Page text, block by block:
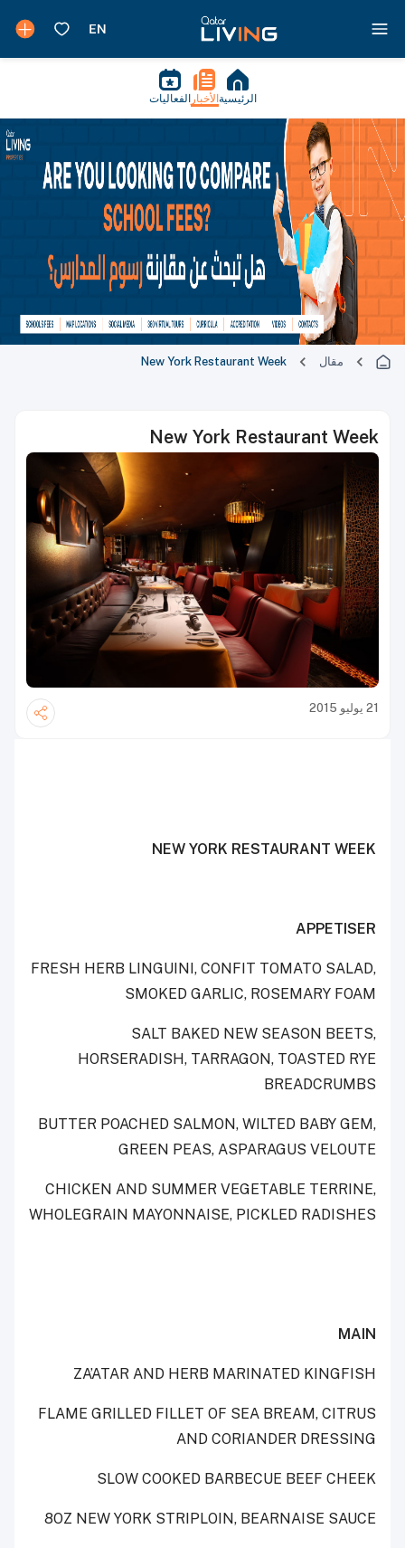
الرئيسية الأخبار الفعاليات
مقال New York Restaurant Week
New York Restaurant Week
21 يوليو 2015
NEW YORK RESTAURANT WEEK
APPETISER
FRESH HERB LINGUINI, CONFIT TOMATO SALAD,
SMOKED GARLIC, ROSEMARY FOAM
SALT BAKED NEW SEASON BEETS,
HORSERADISH, TARRAGON, TOASTED RYE
BREADCRUMBS
BUTTER POACHED SALMON, WILTED BABY GEM,
GREEN PEAS, ASPARAGUS VELOUTE
CHICKEN AND SUMMER VEGETABLE TERRINE,
WHOLEGRAIN MAYONNAISE, PICKLED RADISHES
MAIN
ZA’ATAR AND HERB MARINATED KINGFISH
FLAME GRILLED FILLET OF SEA BREAM, CITRUS
AND CORIANDER DRESSING
SLOW COOKED BARBECUE BEEF CHEEK
8OZ NEW YORK STRIPLOIN, BEARNAISE SAUCE